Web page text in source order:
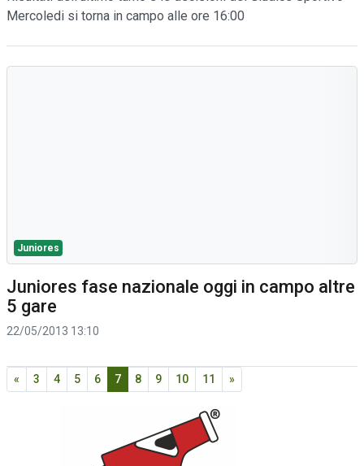
Mercoledi si torna in campo alle ore 16:00
Juniores
Juniores fase nazionale oggi in campo altre
5 gare
22/05/2013 13:10
« 3 4 5 6 7 8 9 10 11 »